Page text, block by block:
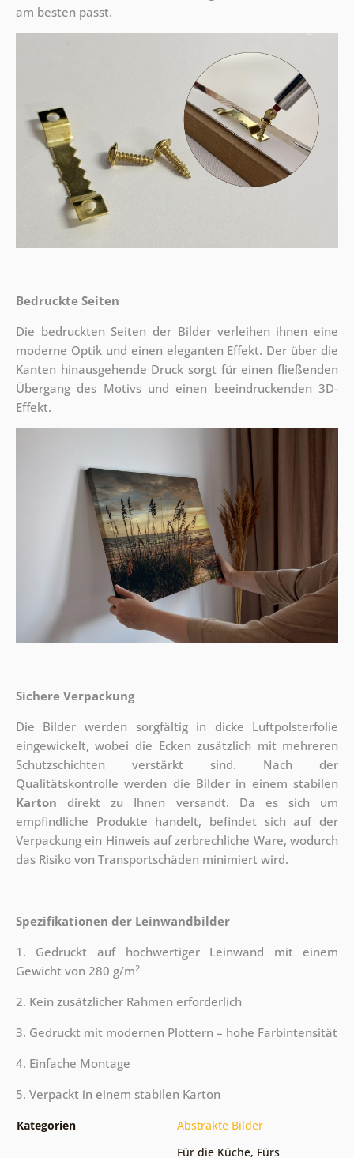
am besten passt.
Bedruckte Seiten
Die bedruckten Seiten der Bilder verleihen ihnen eine
moderne Optik und einen eleganten Effekt. Der über die
Kanten hinausgehende Druck sorgt für einen fließenden
Übergang des Motivs und einen beeindruckenden 3D-
Effekt.
Sichere Verpackung
Die Bilder werden sorgfältig in dicke Luftpolsterfolie
eingewickelt, wobei die Ecken zusätzlich mit mehreren
Schutzschichten verstärkt sind. Nach der
Qualitätskontrolle werden die Bilder in einem stabilen
Karton direkt zu Ihnen versandt. Da es sich um
empfindliche Produkte handelt, befindet sich auf der
Verpackung ein Hinweis auf zerbrechliche Ware, wodurch
das Risiko von Transportschäden minimiert wird.
Spezifikationen der Leinwandbilder
1. Gedruckt auf hochwertiger Leinwand mit einem
Gewicht von 280 g/m2
2. Kein zusätzlicher Rahmen erforderlich
3. Gedruckt mit modernen Plottern – hohe Farbintensität
4. Einfache Montage
5. Verpackt in einem stabilen Karton
Kategorien Abstrakte Bilder
Für die Küche, Fürs